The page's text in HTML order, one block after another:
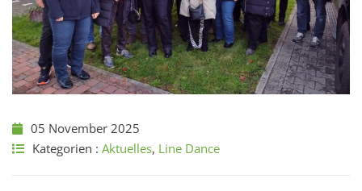
05 November 2025
Kategorien : Aktuelles, Line Dance